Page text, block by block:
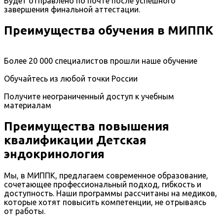
завершения финальной аттестации.
Преимущества обучения в МИППК
Более 20 000 специалистов прошли наше обучение
Обучайтесь из любой точки России
Получите неограниченный доступ к учебным
материалам
Преимущества повышения
квалификации Детская
эндокринология
Мы, в МИППК, предлагаем современное образование,
сочетающее профессиональный подход, гибкость и
доступность. Наши программы рассчитаны на медиков,
которые хотят повысить компетенции, не отрываясь
от работы.